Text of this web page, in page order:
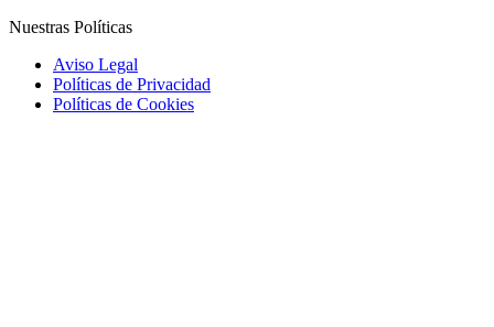
Nuestras Políticas
Aviso Legal
Políticas de Privacidad
Políticas de Cookies